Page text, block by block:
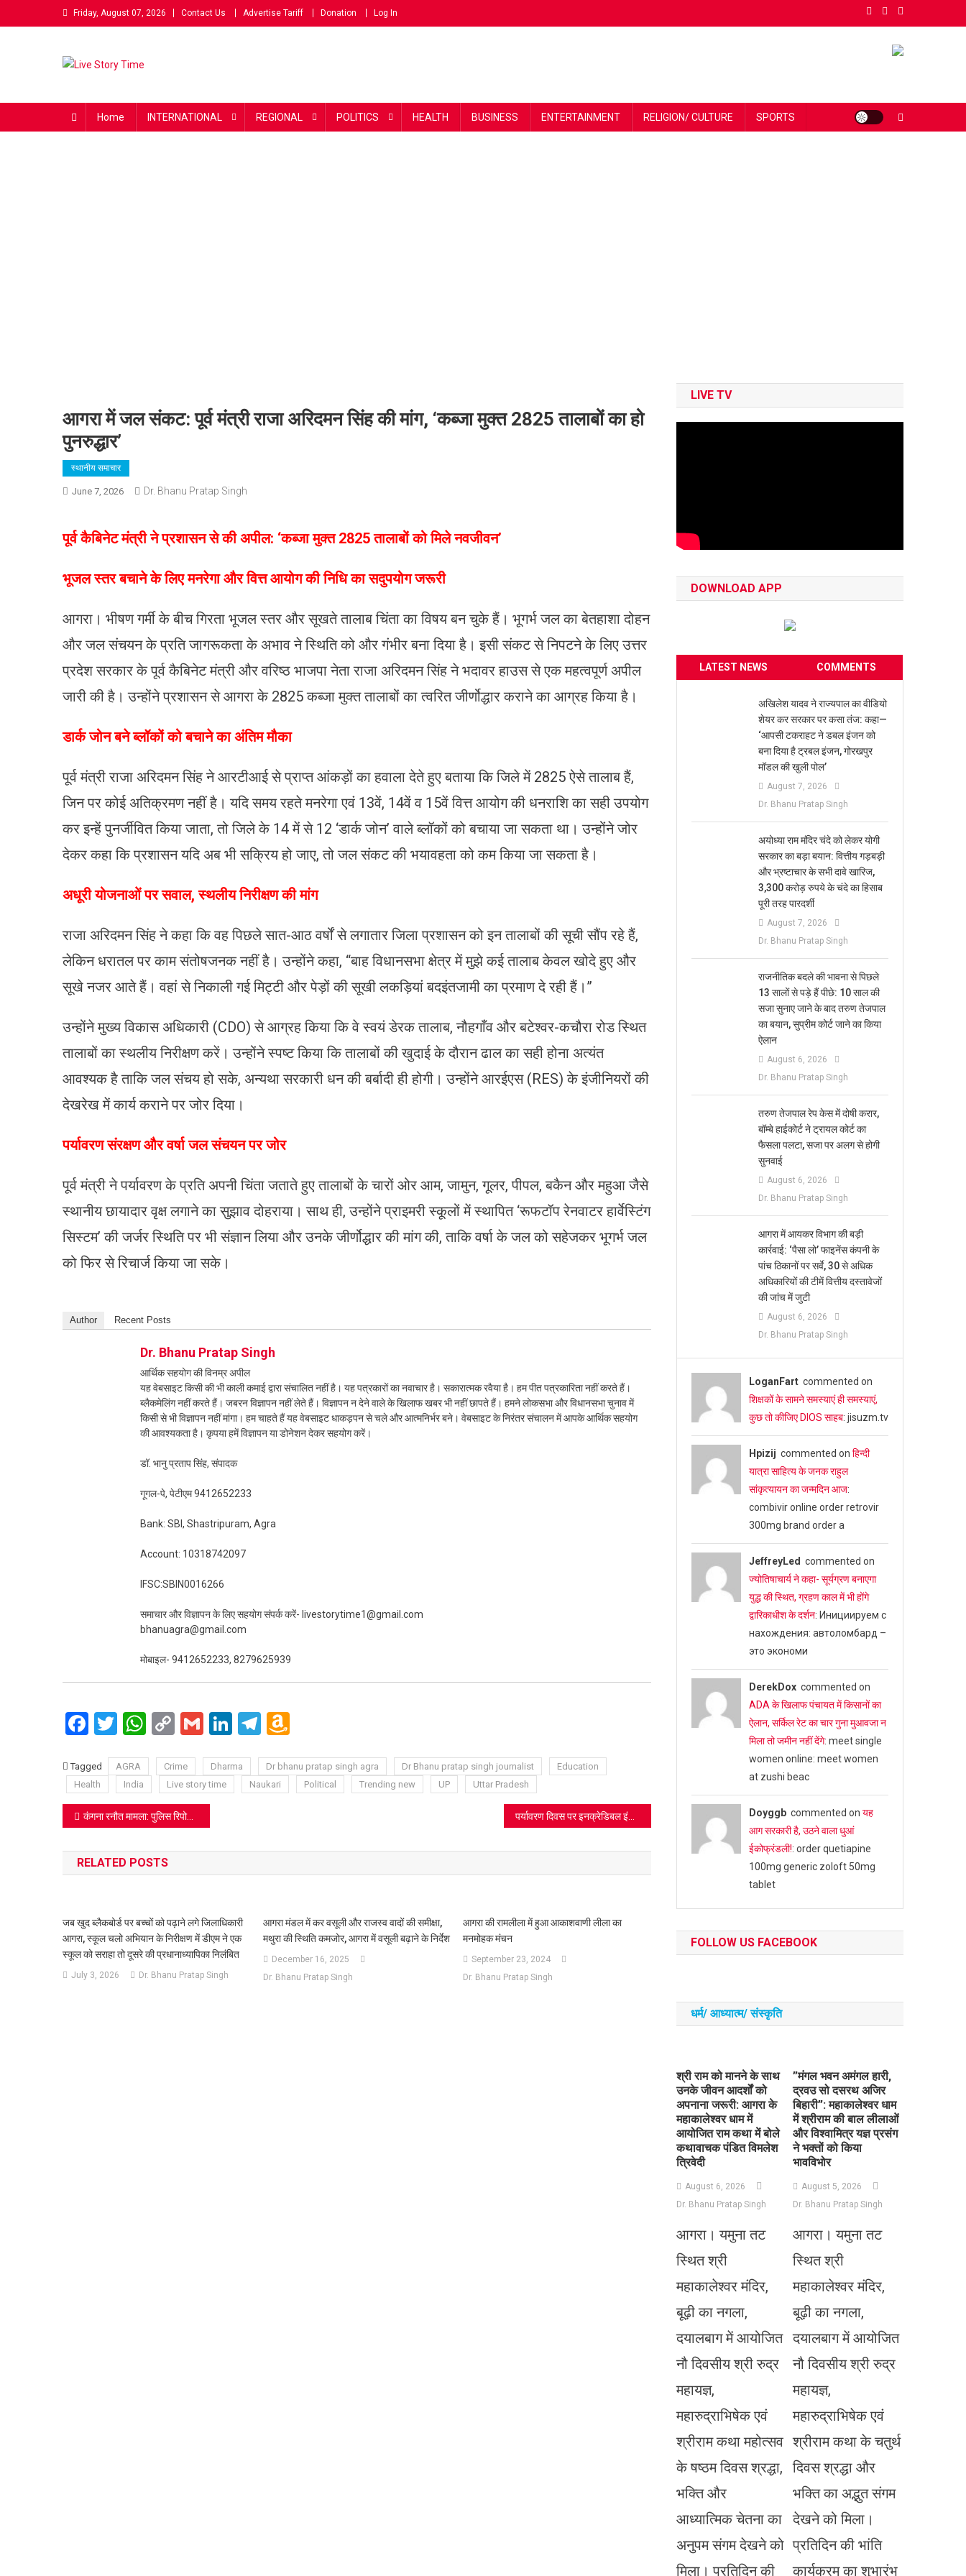
to
Friday, August 07, 2026 Contact Us Advertise Tariff Donation Log In
Home INTERNATIONAL REGIONAL POLITICS HEALTH BUSINESS ENTERTAINMENT RELIGION/ CULTURE SPORTS
आगरा में जल संकट: पूर्व मंत्री राजा अरिदमन सिंह की मांग, ‘कब्जा मुक्त 2825 तालाबों का हो
पुनरुद्धार’
स्थानीय समाचार
June 7, 2026 Dr. Bhanu Pratap Singh
पूर्व कैबिनेट मंत्री ने प्रशासन से की अपील: ‘कब्जा मुक्त 2825 तालाबों को मिले नवजीवन’
​भूजल स्तर बचाने के लिए मनरेगा और वित्त आयोग की निधि का सदुपयोग जरूरी
​आगरा। भीषण गर्मी के बीच गिरता भूजल स्तर और सूखते तालाब चिंता का विषय बन चुके हैं। भूगर्भ जल का बेतहाशा दोहन
और जल संचयन के प्रति जागरूकता के अभाव ने स्थिति को और गंभीर बना दिया है। इसी संकट से निपटने के लिए उत्तर
प्रदेश सरकार के पूर्व कैबिनेट मंत्री और वरिष्ठ भाजपा नेता राजा अरिदमन सिंह ने भदावर हाउस से एक महत्वपूर्ण अपील
जारी की है। उन्होंने प्रशासन से आगरा के 2825 कब्जा मुक्त तालाबों का त्वरित जीर्णोद्धार कराने का आग्रह किया है।
​डार्क जोन बने ब्लॉकों को बचाने का अंतिम मौका
पूर्व मंत्री राजा अरिदमन सिंह ने आरटीआई से प्राप्त आंकड़ों का हवाला देते हुए बताया कि जिले में 2825 ऐसे तालाब हैं,
जिन पर कोई अतिक्रमण नहीं है। यदि समय रहते मनरेगा एवं 13वें, 14वें व 15वें वित्त आयोग की धनराशि का सही उपयोग
कर इन्हें पुनर्जीवित किया जाता, तो जिले के 14 में से 12 ‘डार्क जोन’ वाले ब्लॉकों को बचाया जा सकता था। उन्होंने जोर
देकर कहा कि प्रशासन यदि अब भी सक्रिय हो जाए, तो जल संकट की भयावहता को कम किया जा सकता है।
​अधूरी योजनाओं पर सवाल, स्थलीय निरीक्षण की मांग
राजा अरिदमन सिंह ने कहा कि वह पिछले सात-आठ वर्षों से लगातार जिला प्रशासन को इन तालाबों की सूची सौंप रहे हैं,
लेकिन धरातल पर काम संतोषजनक नहीं है। उन्होंने कहा, “बाह विधानसभा क्षेत्र में मुझे कई तालाब केवल खोदे हुए और
सूखे नजर आते हैं। वहां से निकाली गई मिट्टी और पेड़ों की सूखी लकड़ियां बदइंतजामी का प्रमाण दे रही हैं।”
​उन्होंने मुख्य विकास अधिकारी (CDO) से आग्रह किया कि वे स्वयं डेरक तालाब, नौहगाँव और बटेश्वर-कचौरा रोड स्थित
तालाबों का स्थलीय निरीक्षण करें। उन्होंने स्पष्ट किया कि तालाबों की खुदाई के दौरान ढाल का सही होना अत्यंत
आवश्यक है ताकि जल संचय हो सके, अन्यथा सरकारी धन की बर्बादी ही होगी। उन्होंने आरईएस (RES) के इंजीनियरों की
देखरेख में कार्य कराने पर जोर दिया।
​पर्यावरण संरक्षण और वर्षा जल संचयन पर जोर
पूर्व मंत्री ने पर्यावरण के प्रति अपनी चिंता जताते हुए तालाबों के चारों ओर आम, जामुन, गूलर, पीपल, बकैन और महुआ जैसे
स्थानीय छायादार वृक्ष लगाने का सुझाव दोहराया। साथ ही, उन्होंने प्राइमरी स्कूलों में स्थापित ‘रूफटॉप रेनवाटर हार्वेस्टिंग
सिस्टम’ की जर्जर स्थिति पर भी संज्ञान लिया और उनके जीर्णोद्धार की मांग की, ताकि वर्षा के जल को सहेजकर भूगर्भ जल
को फिर से रिचार्ज किया जा सके।
Author Recent Posts
Dr. Bhanu Pratap Singh
आर्थिक सहयोग की विनम्र अपील
यह वेबसाइट किसी की भी काली कमाई द्वारा संचालित नहीं है। यह पत्रकारों का नवाचार है। सकारात्मक रवैया है। हम पीत पत्रकारिता नहीं करते हैं।
ब्लैकमेलिंग नहीं करते हैं। जबरन विज्ञापन नहीं लेते हैं। विज्ञापन न देने वाले के खिलाफ खबर भी नहीं छापते हैं। हमने लोकसभा और विधानसभा चुनाव में
किसी से भी विज्ञापन नहीं मांगा। हम चाहते हैं यह वेबसाइट धाकड़पन से चले और आत्मनिर्भर बने। वेबसाइट के निरंतर संचालन में आपके आर्थिक सहयोग
की आवश्यकता है। कृपया हमें विज्ञापन या डोनेशन देकर सहयोग करें।
डॉ. भानु प्रताप सिंह, संपादक
गूगल-पे, पेटीएम 9412652233
Bank: SBI, Shastripuram, Agra
Account: 10318742097
IFSC:SBIN0016266
समाचार और विज्ञापन के लिए सहयोग संपर्क करें- livestorytime1@gmail.com
bhanuagra@gmail.com
मोबाइल- 9412652233, 8279625939
Facebook
Twitter
WhatsApp
CopyGmailLinkedIn
Telegram
List
Tagged AGRA Crime Dharma Dr bhanu pratap singh agra Dr Bhanu pratap singh journalist
Education
Health
India Live story time Naukari Political Trending new UP Uttar Pradesh
Post
navigation
कंगना रनौत मामला: पुलिस रिपोर्ट पर उठा सवाल, वादी ने कोर्ट से की अभिनेत्री को सीधे तलब करने की मांग
RELATED POSTS
जब खुद ब्लैकबोर्ड पर बच्चों को पढ़ाने लगे जिलाधिकारी
आगरा, स्कूल चलो अभियान के निरीक्षण में डीएम ने एक
स्कूल को सराहा तो दूसरे की प्रधानाध्यापिका निलंबित
July 3, 2026 Dr. Bhanu Pratap Singh
आगरा मंडल में कर वसूली और राजस्व वादों की समीक्षा,
मथुरा की स्थिति कमजोर, आगरा में वसूली बढ़ाने के निर्देश
December 16, 2025
Dr. Bhanu Pratap Singh
आगरा की रामलीला में हुआ आकाशवाणी लीला का
मनमोहक मंचन
September 23, 2024
Dr. Bhanu Pratap Singh
LIVE TV
DOWNLOAD APP
LATEST NEWS COMMENTS
अखिलेश यादव ने राज्यपाल का वीडियो
शेयर कर सरकार पर कसा तंज: कहा—
‘आपसी टकराहट ने डबल इंजन को
बना दिया है ट्रबल इंजन, गोरखपुर
मॉडल की खुली पोल’
August 7, 2026
Dr. Bhanu Pratap Singh
अयोध्या राम मंदिर चंदे को लेकर योगी
सरकार का बड़ा बयान: वित्तीय गड़बड़ी
और भ्रष्टाचार के सभी दावे खारिज,
3,300 करोड़ रुपये के चंदे का हिसाब
पूरी तरह पारदर्शी
August 7, 2026
Dr. Bhanu Pratap Singh
राजनीतिक बदले की भावना से पिछले
13 सालों से पड़े हैं पीछे: 10 साल की
सजा सुनाए जाने के बाद तरुण तेजपाल
का बयान, सुप्रीम कोर्ट जाने का किया
ऐलान
August 6, 2026
Dr. Bhanu Pratap Singh
तरुण तेजपाल रेप केस में दोषी करार,
बॉम्बे हाईकोर्ट ने ट्रायल कोर्ट का
फैसला पलटा, सजा पर अलग से होगी
सुनवाई
August 6, 2026
Dr. Bhanu Pratap Singh
आगरा में आयकर विभाग की बड़ी
कार्रवाई: ‘पैसा लो’ फाइनेंस कंपनी के
पांच ठिकानों पर सर्वे, 30 से अधिक
अधिकारियों की टीमें वित्तीय दस्तावेजों
की जांच में जुटी
August 6, 2026
Dr. Bhanu Pratap Singh
LoganFartcommented on
शिक्षकों के सामने समस्याएं ही समस्याएं,
कुछ तो कीजिए DIOS साहब: jisuzm.tv
Hpizij commented on हिन्दी
यात्रा साहित्य के जनक राहुल
सांकृत्यायन का जन्‍मदिन आज:
combivir online order retrovir
300mg brand order a
JeffreyLed commented on
ज्योतिषाचार्य ने कहा- सूर्यग्रण बनाएगा
युद्ध की स्थित, ग्रहण काल में भी होंगे
द्वारिकाधीश के दर्शन: Инициируем с
нахождения: автоломбард –
это экономи
DerekDoxcommented on
ADA के खिलाफ पंचायत में किसानों का
ऐलान, सर्किल रेट का चार गुना मुआवजा न
मिला तो जमीन नहीं देंगे: meet single
women online: meet women
at zushi beac
Doyggbcommented on यह
आग सरकारी है, उठने वाला धुआं
ईकोफ्रंडली!: order quetiapine
100mg generic zoloft 50mg
tablet
FOLLOW US FACEBOOK
धर्म/ आध्‍यात्‍म/ संस्‍कृति
​श्री राम को मानने के साथ
उनके जीवन आदर्शों को
अपनाना जरूरी: आगरा के
महाकालेश्वर धाम में
आयोजित राम कथा में बोले
कथावाचक पंडित विमलेश
त्रिवेदी
August 6, 2026
Dr. Bhanu Pratap Singh
आगरा। यमुना तट
स्थित श्री
महाकालेश्वर मंदिर,
बूढ़ी का नगला,
दयालबाग में आयोजित
नौ दिवसीय श्री रुद्र
महायज्ञ,
महारुद्राभिषेक एवं
श्रीराम कथा महोत्सव
के षष्ठम दिवस श्रद्धा,
भक्ति और
आध्यात्मिक चेतना का
अनुपम संगम देखने को
मिला। प्रतिदिन की
​”मंगल भवन अमंगल हारी,
द्रवउ सो दसरथ अजिर
बिहारी”: महाकालेश्वर धाम
में श्रीराम की बाल लीलाओं
और विश्वामित्र यज्ञ प्रसंग
ने भक्तों को किया
भावविभोर
August 5, 2026
Dr. Bhanu Pratap Singh
आगरा। यमुना तट
स्थित श्री
महाकालेश्वर मंदिर,
बूढ़ी का नगला,
दयालबाग में आयोजित
नौ दिवसीय श्री रुद्र
महायज्ञ,
महारुद्राभिषेक एवं
श्रीराम कथा के चतुर्थ
दिवस श्रद्धा और
भक्ति का अद्भुत संगम
देखने को मिला।
प्रतिदिन की भांति
कार्यक्रम का शुभारंभ